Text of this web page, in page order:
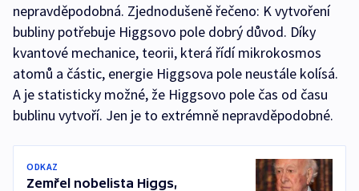
nepravděpodobná. Zjednodušeně řečeno: K vytvoření
bubliny potřebuje Higgsovo pole dobrý důvod. Díky
kvantové mechanice, teorii, která řídí mikrokosmos
atomů a částic, energie Higgsova pole neustále kolísá.
A je statisticky možné, že Higgsovo pole čas od času
bublinu vytvoří. Jen je to extrémně nepravděpodobné.
ODKAZ
Zemřel nobelista Higgs,